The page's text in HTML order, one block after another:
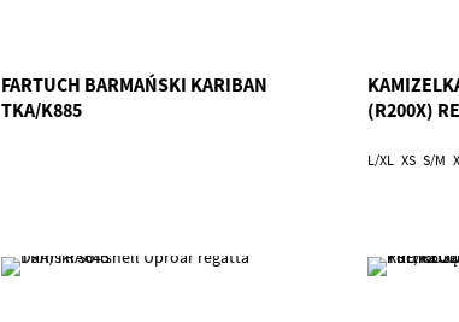
FARTUCH BARMAŃSKI KARIBAN
TKA/K885
(R200X)
L/XL XS S/M